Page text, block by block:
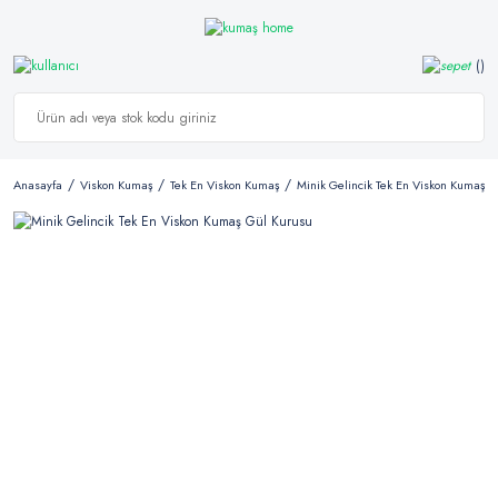
Anasayfa Viskon Kumaş Tek En Viskon Kumaş Minik Gelincik Tek En Viskon Kumaş